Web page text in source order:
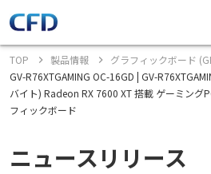
TOP 製品情報
グラフィックボード
GV-R76XTGAMING OC-16GD | GV-
バイト) Radeon RX 7600 XT 搭載 ゲーミング
フィックボード
ニュースリリース